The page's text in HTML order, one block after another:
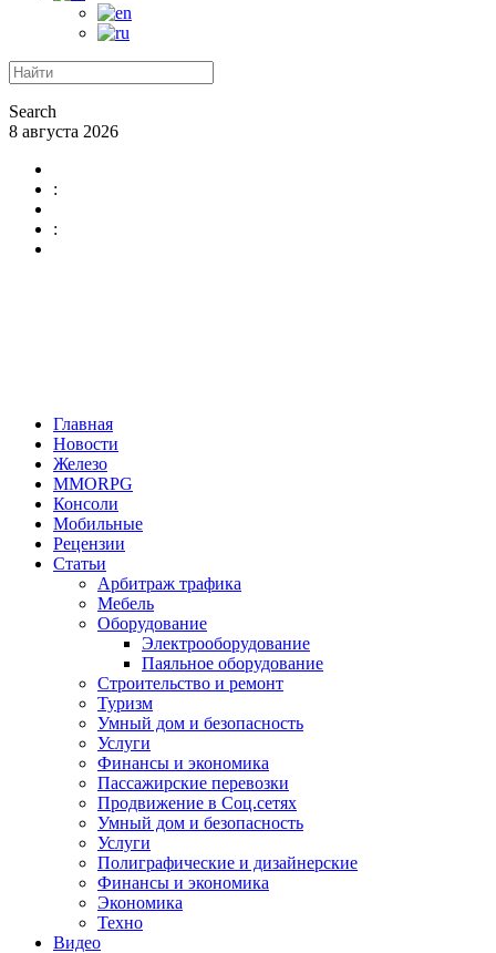
Search
8 августа 2026
:
:
Главная
Новости
Железо
MMORPG
Консоли
Мобильные
Рецензии
Статьи
Арбитраж трафика
Мебель
Оборудование
Электрооборудование
Паяльное оборудование
Строительство и ремонт
Туризм
Умный дом и безопасность
Услуги
Финансы и экономика
Пассажирские перевозки
Продвижение в Соц.сетях
Умный дом и безопасность
Услуги
Полиграфические и дизайнерские
Финансы и экономика
Экономика
Техно
Видео